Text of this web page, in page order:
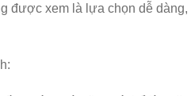
được xem là lựa chọn dễ dàng,